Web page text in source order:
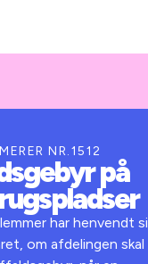
NR.1512
på
har henvendt
om afdelingen skal